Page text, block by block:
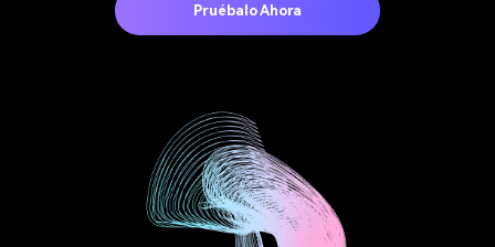
Pruébalo Ahora